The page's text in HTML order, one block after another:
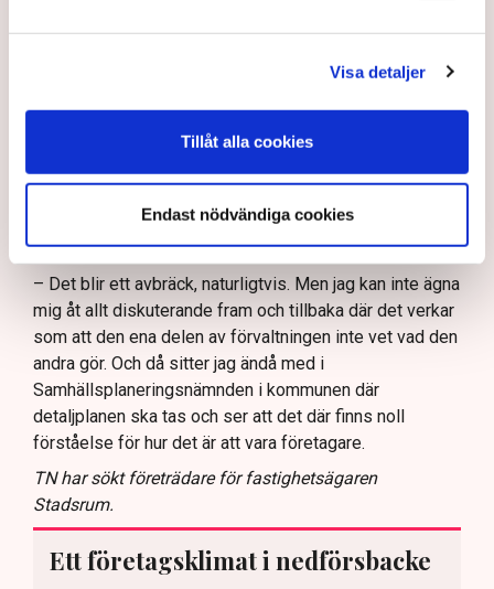
Visa detaljer
Tillåt alla cookies
Endast nödvändiga cookies
– Jag kan ju inte riva någon annans egendom. Jag vet
att de har varit i kontakt med kommunen men att de inte
det gäller kommunen, säger Linda Nilsson.
Att du nu ställer in uteserveringen under sommaren,
hur påverkar det ekonomin?
– Det blir ett avbräck, naturligtvis. Men jag kan inte ägna
mig åt allt diskuterande fram och tillbaka där det verkar
som att den ena delen av förvaltningen inte vet vad den
andra gör. Och då sitter jag ändå med i
Samhällsplaneringsnämnden i kommunen där
detaljplanen ska tas och ser att det där finns noll
förståelse för hur det är att vara företagare.
TN har sökt företrädare för fastighetsägaren
Stadsrum.
Ett företagsklimat i nedförsbacke